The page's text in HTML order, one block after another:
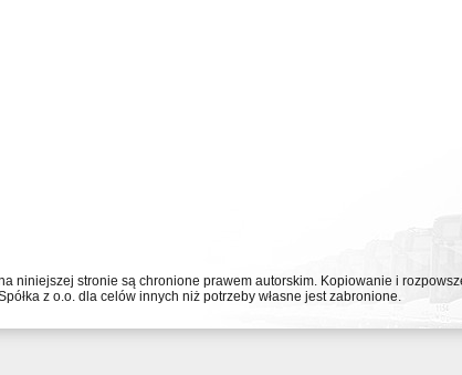
niniejszej stronie są chronione prawem autorskim. Kopiowanie i
z o.o. dla celów innych niż potrzeby własne jest zabronione.